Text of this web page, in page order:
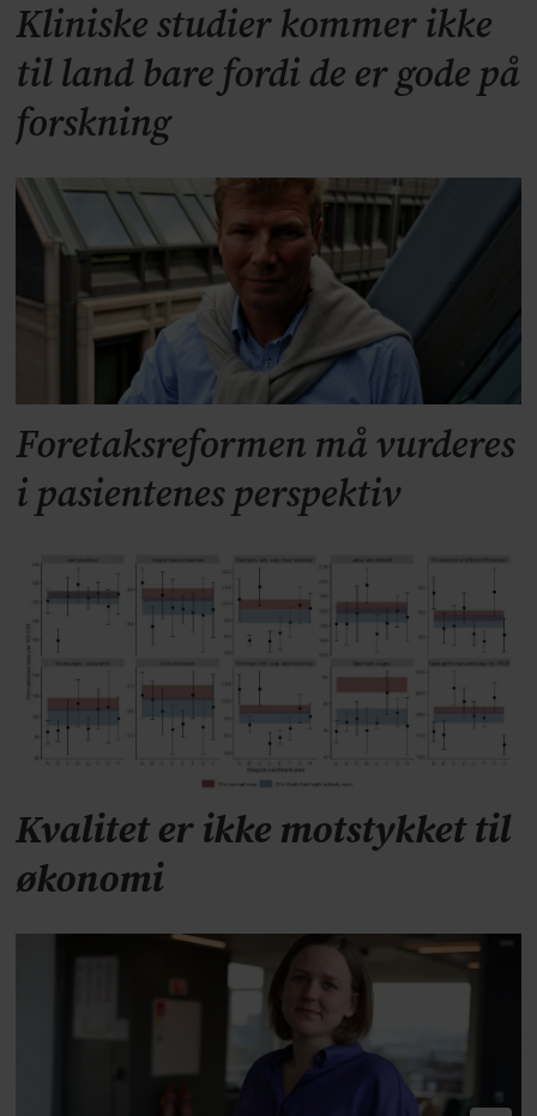
Kliniske studier kommer ikke
til land bare fordi de er gode på
forskning
Foretaksreformen må vurderes
i pasientenes perspektiv
Kvalitet er ikke motstykket til
økonomi